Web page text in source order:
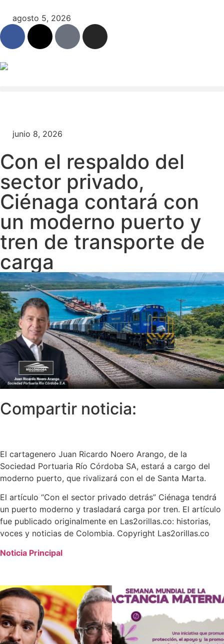
agosto 5, 2026
junio 8, 2026
Con el respaldo del
sector privado,
Ciénaga contará con
un moderno puerto y
tren de transporte de
carga
Compartir noticia:
El cartagenero Juan Ricardo Noero Arango, de la
Sociedad Portuaria Río Córdoba SA, estará a cargo del
moderno puerto, que rivalizará con el de Santa Marta.
El artículo “Con el sector privado detrás” Ciénaga tendrá
un puerto moderno y trasladará carga por tren. El artículo
fue publicado originalmente en Las2orillas.co: historias,
voces y noticias de Colombia. Copyright Las2orillas.co
Noticia Principal